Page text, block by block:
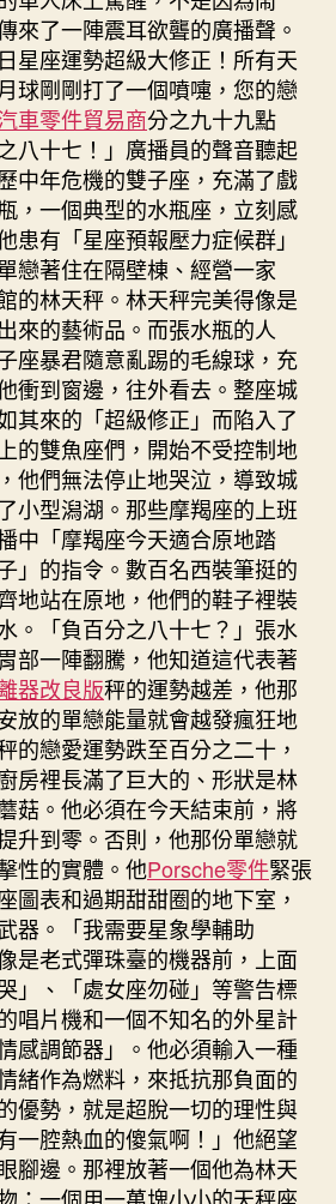
來了一陣震耳欲聾的廣播聲。
星座運勢超級大修正！所有天
球剛剛打了一個噴嚏，您的戀
車零件貿易商分之九十九點
八十七！」廣播員的聲音聽起
中年危機的雙子座，充滿了戲
，一個典型的水瓶座，立刻感
患有「星座預報壓力症候群」
戀著住在隔壁棟、經營一家
的林天秤。林天秤完美得像是
來的藝術品。而張水瓶的人
座暴君隨意亂踢的毛線球，充
衝到窗邊，往外看去。整座城
其來的「超級修正」而陷入了
的雙魚座們，開始不受控制地
他們無法停止地哭泣，導致城
小型潟湖。那些摩羯座的上班
中「摩羯座今天適合原地踏
」的指令。數百名西裝筆挺的
地站在原地，他們的鞋子裡裝
。「負百分之八十七？」張水
部一陣翻騰，他知道這代表著
器改良版秤的運勢越差，他那
放的單戀能量就會越發瘋狂地
的戀愛運勢跌至百分之二十，
房裡長滿了巨大的、形狀是林
菇。他必須在今天結束前，將
升到零。否則，他那份單戀就
性的實體。他Porsche零件緊張
圖表和過期甜甜圈的地下室，
器。「我需要星象學輔助
是老式彈珠臺的機器前，上面
」、「處女座勿碰」等警告標
唱片機和一個不知名的外星計
感調節器」。他必須輸入一種
緒作為燃料，來抵抗那負面的
優勢，就是超脫一切的理性與
一腔熱血的傻氣啊！」他絕望
腳邊。那裡放著一個他為林天
：一個用一萬塊小小的天秤座